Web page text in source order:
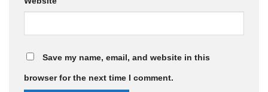
Save my name, email, and website in this
browser for the next time I comment.